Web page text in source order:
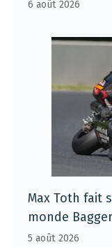
6 août 2026
Max Toth fait
monde
5 août 2026